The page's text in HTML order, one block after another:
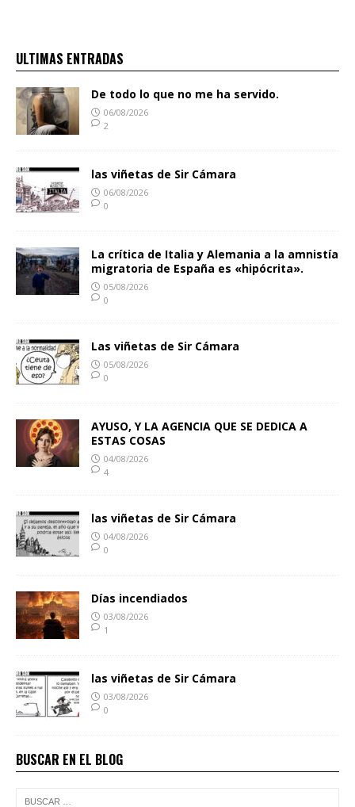
ULTIMAS ENTRADAS
De todo lo que no me ha servido.
06/08/2026
2
las viñetas de Sir Cámara
06/08/2026
0
La crítica de Italia y Alemania a la amnistía
migratoria de España es «hipócrita».
05/08/2026
0
Las viñetas de Sir Cámara
05/08/2026
0
AYUSO, Y LA AGENCIA QUE SE DEDICA A
ESTAS COSAS
04/08/2026
4
las viñetas de Sir Cámara
04/08/2026
0
Días incendiados
03/08/2026
1
las viñetas de Sir Cámara
03/08/2026
0
BUSCAR EN EL BLOG